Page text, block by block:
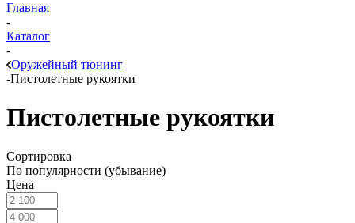
Главная
-
Каталог
-
Оружейный тюнинг
-Пистолетные рукоятки
Пистолетные рукоятки
Сортировка
По популярности (убывание)
Цена